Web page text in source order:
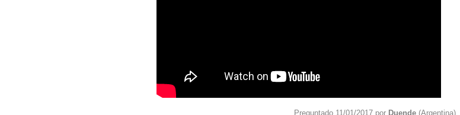
Preguntado 11/01/2017 por Duende(Argentina)